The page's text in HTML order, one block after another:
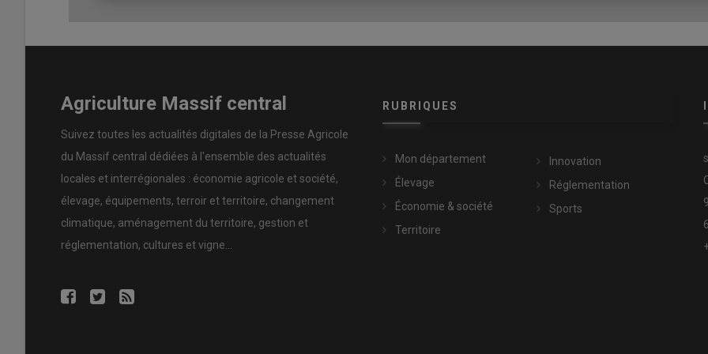
avait coutume de dire que ce n’était plus les vaches qui payaient le bâtiment mais les panneaux solaires. C’est tout un
Avec la baisse des tarifs de rachat d'électricité, l’autoconsommation est-elle devenue rentable
?
Cap sur l’autoconsommation
Et pour des entreprises spécialisées comme la vôtre ?
“Très peu de sociétés répondent aujourd’hui aux appels d’offres car les quotas de puissance sont extrêmement
réduits. Dans le dernier appel d’offres, seuls 40 MWc ont été accordés, c’est la moitié de celle qui est posée et
de nouvelles solutions. C’est pourquoi nous essayons de développer les projets en
ou collective
Agriculture Massif central
Suivez toutes les actualités digitales de la Presse Agricole
du Massif central dédiées à l'ensemble des actualités
locales et interrégionales : économie agricole et société,
élevage, équipements, terroir et territoire, changement
climatique, aménagement du territoire, gestion et
réglementation, cultures et vigne...
RUBRIQUES
Mon département
Élevage
Économie & société
Territoire
Innovation
Réglementation
Sports